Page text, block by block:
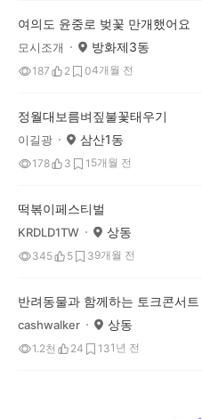
여의도 윤중로 벚꽃 만개했어요
모시조개 방화제3동
187 2 04개월 전
정월대보름벼짚불꽃태우기
이길광 삼산1동
178 3 1 5개월 전
떡볶이페스티벌
KRDLD1TW 상동
345 5 39개월 전
반려동물과 함께하는 토크콘서트
cashwalker 상동
1.2천 24 131년 전